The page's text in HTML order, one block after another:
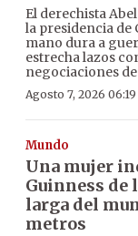
El derechista
la presidencia de
mano dura a
estrecha lazos
negociaciones
Agosto 7, 2026 06:19
Mundo
Una mujer
Guinness de
larga del
metros